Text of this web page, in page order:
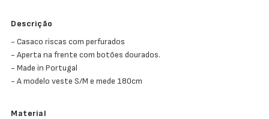
Descrição
- Casaco riscas com perfurados
- Aperta na frente com botões dourados.
- Made in Portugal
- A modelo veste S/M e mede 180cm
Material